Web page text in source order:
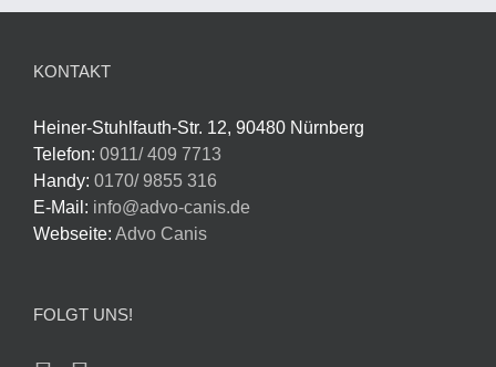
KONTAKT
Heiner-Stuhlfauth-Str. 12, 90480 Nürnberg
Telefon: 0911/ 409 7713
Handy: 0170/ 9855 316
E-Mail: info@advo-canis.de
Webseite: Advo Canis
FOLGT UNS!